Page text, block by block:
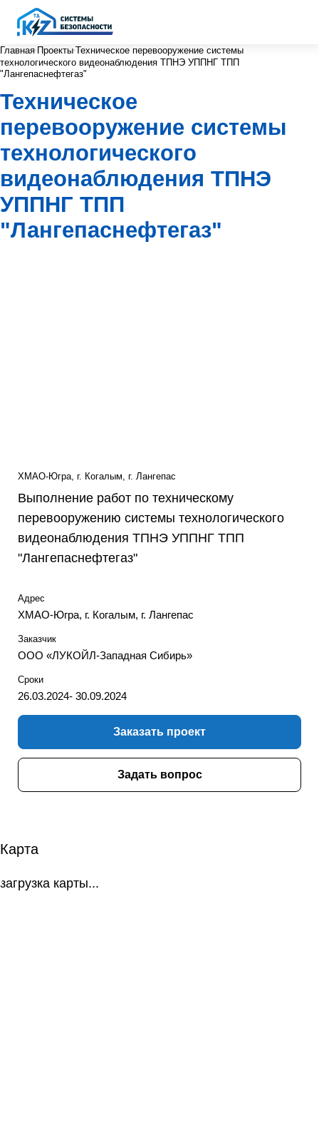
Главная Проекты Техническое перевооружение системы
технологического видеонаблюдения ТПНЭ УППНГ ТПП
"Лангепаснефтегаз"
Техническое
перевооружение системы
технологического
видеонаблюдения ТПНЭ
УППНГ ТПП
"Лангепаснефтегаз"
ХМАО-Югра, г. Когалым, г. Лангепас
Выполнение работ по техническому
перевооружению системы технологического
видеонаблюдения ТПНЭ УППНГ ТПП
"Лангепаснефтегаз"
Адрес
ХМАО-Югра, г. Когалым, г. Лангепас
Заказчик
ООО «ЛУКОЙЛ-Западная Сибирь»
Сроки
26.03.2024- 30.09.2024
Заказать проект
Задать вопрос
Карта
загрузка карты...